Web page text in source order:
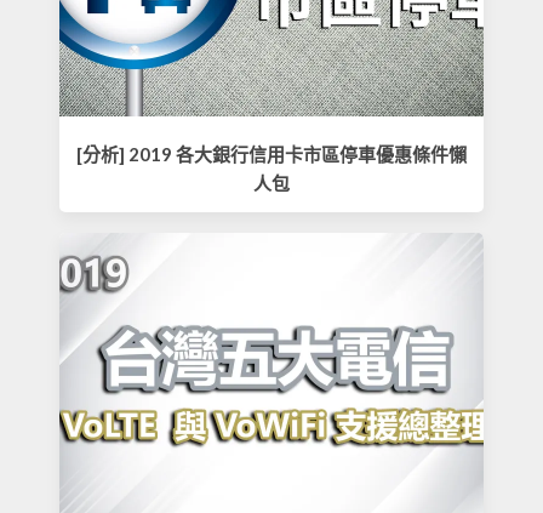
[分析] 2019 各大銀行信用卡市區停車優惠條件懶
人包